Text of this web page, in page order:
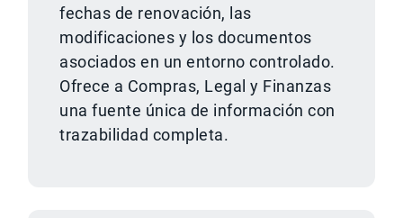
fechas de renovación, las
modificaciones y los documentos
asociados en un entorno controlado.
Ofrece a Compras, Legal y Finanzas
una fuente única de información con
trazabilidad completa.